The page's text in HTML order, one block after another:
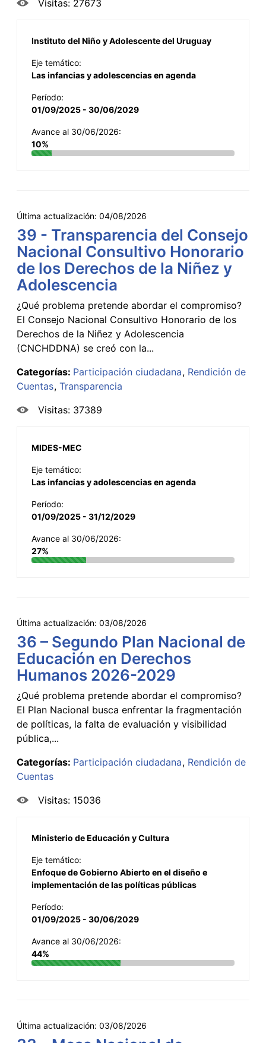
Visitas: 27673
Instituto del Niño y Adolescente del Uruguay
Eje temático:
Las infancias y adolescencias en agenda
Período:
01/09/2025 - 30/06/2029
Avance al 30/06/2026:
10%
Última actualización: 04/08/2026
39 - Transparencia del Consejo
Nacional Consultivo Honorario
de los Derechos de la Niñez y
Adolescencia
¿Qué problema pretende abordar el compromiso?
El Consejo Nacional Consultivo Honorario de los
Derechos de la Niñez y Adolescencia
(CNCHDDNA) se creó con la...
Categorías: Participación ciudadana Rendición de
Cuentas Transparencia
Visitas: 37389
MIDES-MEC
Eje temático:
Las infancias y adolescencias en agenda
Período:
01/09/2025 - 31/12/2029
Avance al 30/06/2026:
27%
Última actualización: 03/08/2026
36 – Segundo Plan Nacional de
Educación en Derechos
Humanos 2026-2029
¿Qué problema pretende abordar el compromiso?
El Plan Nacional busca enfrentar la fragmentación
de políticas, la falta de evaluación y visibilidad
pública,...
Categorías: Participación ciudadana Rendición de
Cuentas
Visitas: 15036
Ministerio de Educación y Cultura
Eje temático:
Enfoque de Gobierno Abierto en el diseño e
implementación de las políticas públicas
Período:
01/09/2025 - 30/06/2029
Avance al 30/06/2026:
44%
Última actualización: 03/08/2026